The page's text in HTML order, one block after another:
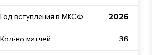
Год вступления в МКСФ 2026
Кол-во матчей 36